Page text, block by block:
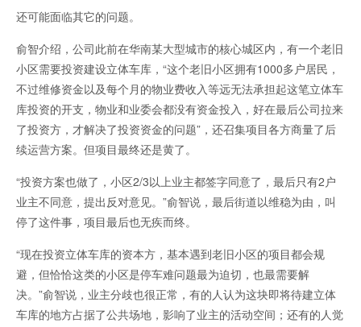
还可能面临其它的问题。
俞智介绍，公司此前在华南某大型城市的核心城区内，有一个老旧
小区需要投资建设立体车库，“这个老旧小区拥有1000多户居民，
不过维修资金以及每个月的物业费收入等远无法承担起这笔立体车
库投资的开支，物业和业委会都没有资金投入，好在最后公司拉来
了投资方，才解决了投资资金的问题”，还召集项目各方商量了后
续运营方案。但项目最终还是黄了。
“投资方案也做了，小区2/3以上业主都签字同意了，最后只有2户
业主不同意，提出反对意见。”俞智说，最后街道以维稳为由，叫
停了这件事，项目最后也无疾而终。
“现在投资立体车库的资本方，基本遇到老旧小区的项目都会规
避，但恰恰这类的小区是停车难问题最为迫切，也最需要解
决。”俞智说，业主分歧也很正常，有的人认为这块即将待建立体
车库的地方占据了公共场地，影响了业主的活动空间；还有的人觉